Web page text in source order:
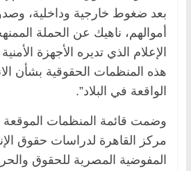
بعد ضغوط خارجية وداخلية،
أموالهم، ناهيك عن الحملة
الإعلام الذي تديره الأجهزة
هذه المنظمات الحقوقية بشأن
الواقعة في البلاد”.
وضمت قائمة المنظمات
مركز القاهرة لدراسات حقوق
المفوضية المصرية للحقوق